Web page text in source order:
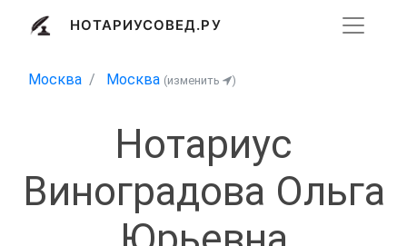
НОТАРИУСОВЕД.РУ
Москва Москва (изменить )
Нотариус
Виноградова Ольга